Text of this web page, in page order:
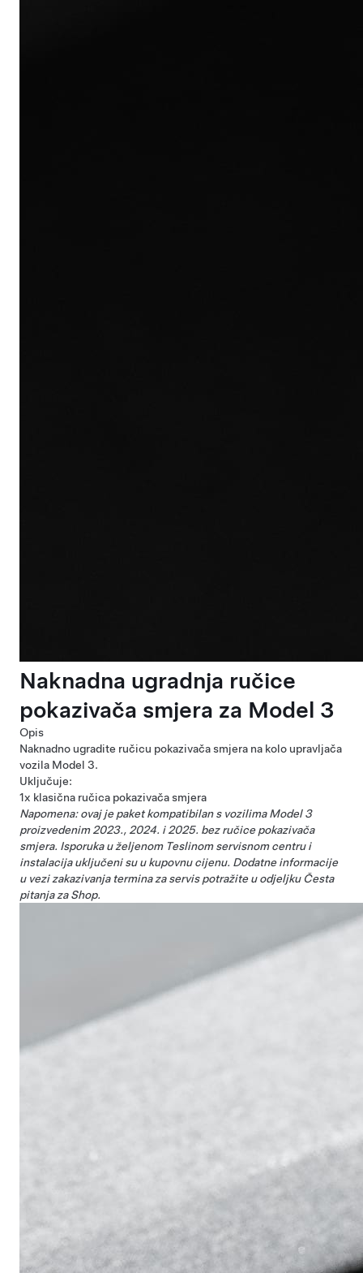
Naknadna ugradnja ručice
pokazivača smjera za Model 3
Opis
Naknadno ugradite ručicu pokazivača smjera na kolo upravljača
vozila Model 3.
Uključuje:
1x klasična ručica pokazivača smjera
Napomena: ovaj je paket kompatibilan s vozilima Model 3
proizvedenim 2023., 2024. i 2025. bez ručice pokazivača
smjera. Isporuka u željenom Teslinom servisnom centru i
instalacija uključeni su u kupovnu cijenu. Dodatne informacije
u vezi zakazivanja termina za servis potražite u odjeljku Česta
pitanja za Shop.